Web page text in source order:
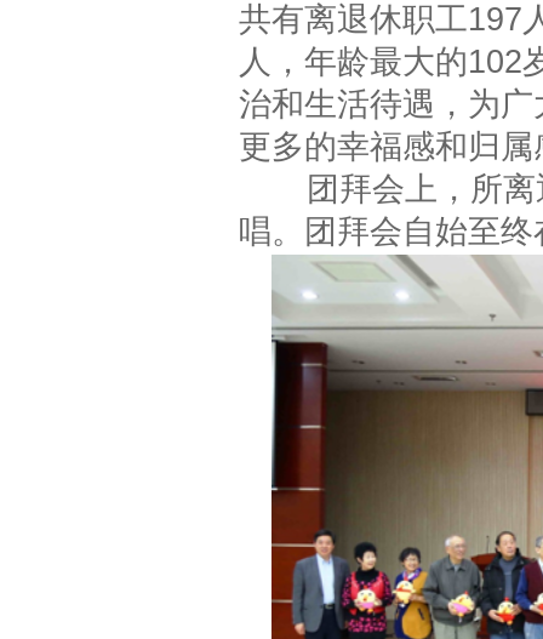
共有离退休职工197
人，年龄最大的102
治和生活待遇，为
更多的幸福感和归属
团拜会上，所离
唱。团拜会自始至